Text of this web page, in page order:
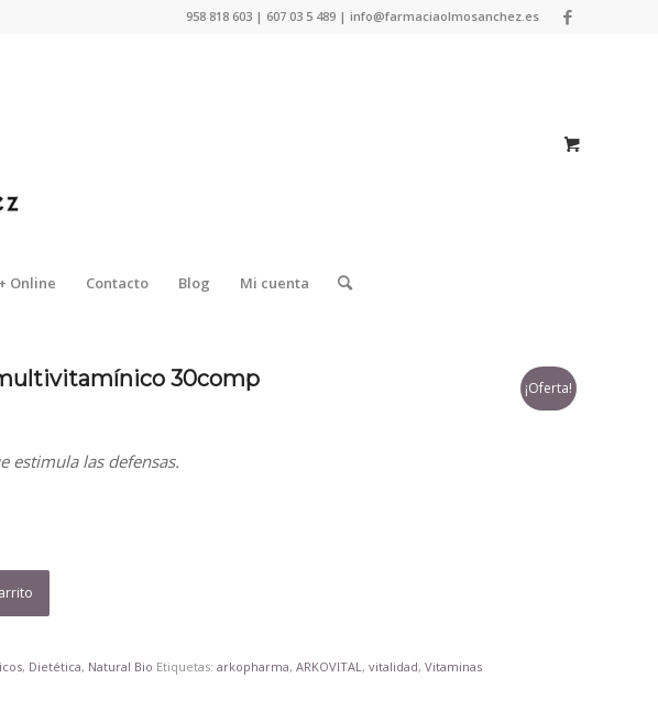
958 818 603 | 607 03 5 489 | info@farmaciaolmosanchez.es
Online Contacto Blog Mi cuenta
¡Oferta!
30comp
estimula las defensas.
, Dietética, Natural Bio Etiquetas:arkopharma,ARKOVITAL ,vitalidad,Vitaminas